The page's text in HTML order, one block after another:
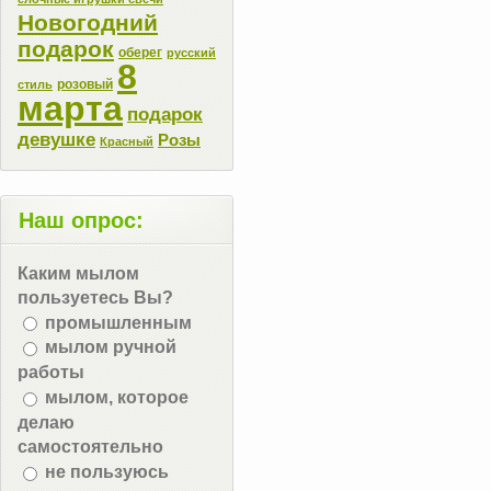
Новогодний
подарок оберег русский
стиль розовый 8
марта подарок
девушке Красный Розы
Наш опрос:
Каким мылом
пользуетесь Вы?
промышленным
мылом ручной
работы
мылом, которое
делаю
самостоятельно
не пользуюсь